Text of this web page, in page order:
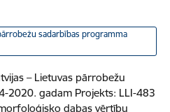
sadarbības programma
– Lietuvas pārrobežu
2020. gadam Projekts: LLI-483
dabas vērtību